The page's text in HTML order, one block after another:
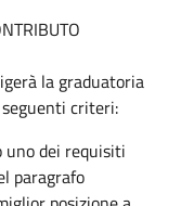
la graduatoria
criteri:
uno dei requisiti
paragrafo